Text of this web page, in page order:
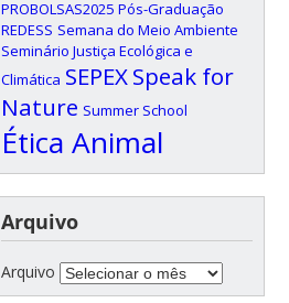
PROBOLSAS2025 Pós-Graduação
REDESS Semana do Meio Ambiente
Seminário Justiça Ecológica e
Climática SEPEXSpeak for
Nature Summer School
Ética Animal
Arquivo
Arquivo